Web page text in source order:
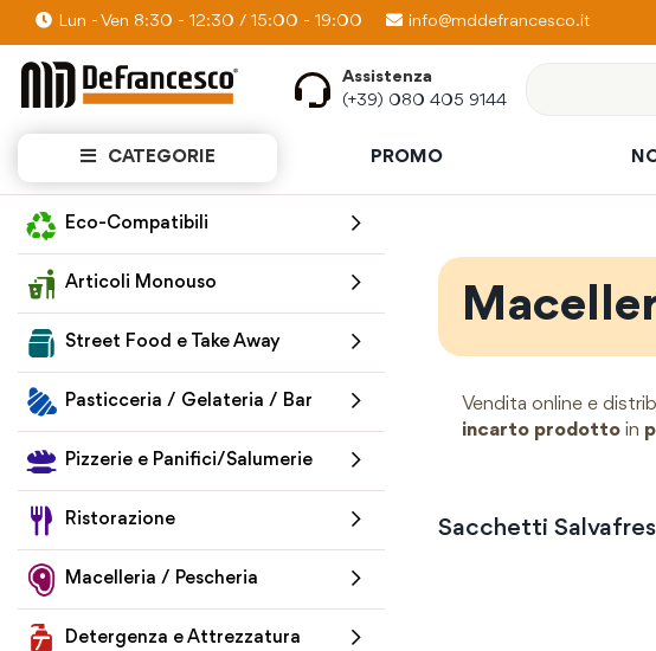
Lun - Ven 8:30 - 12:30 / 15:00 - 19:00 info@mddefrancesco.it
PROMO KIT: Scopri quanti prodotti puoi avere con un solo
Assistenza
(+39) 080 405 9144
CATEGORIE PROMO
Eco-Compatibili
Articoli Monouso
Street Food e Take Away
Pasticceria / Gelateria / Bar
Pizzerie e Panifici/Salumerie
Ristorazione
Macelleria / Pescheria
Detergenza e Attrezzatura
Home Macelleria / Pescheria
Vendita online e
incarto prodotto in
Sacchetti